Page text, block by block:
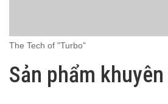
The Tech of "Turbo"
Sản phẩm